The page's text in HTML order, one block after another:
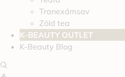
Tranexámsav
Zöld tea
K-BEAUTY OUTLET
K-Beauty Blog